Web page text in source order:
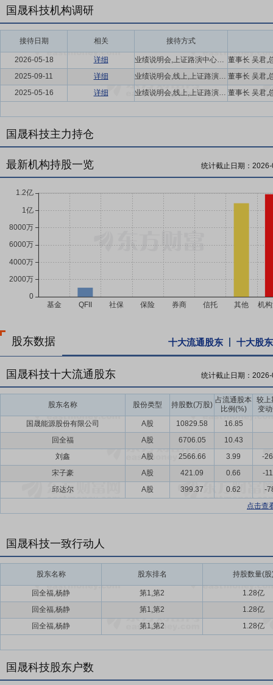
国晟科技机构调研
接待日期 相关 接待方式
2026-05-18 详细
业绩说明会,上证路演中心网络互动,线上
2025-09-11
详细
业绩说明会,线上,上证路演中心网络互动
2025-05-16
详细 业绩说明会,线上,上证路演中心网络互动
国晟科技主力持仓
最新机构持股一览 统计截止日期：
股东数据 十大流通股东 十大股东
国晟科技十大流通股东 统计截止日期：
股东名称 股份类型 持股数(万股)
占流通股本
比例(%)
较上
变
国晟能源股份有限公司
A股 10829.58
16.85
回全福
A股 6706.05
10.43
刘鑫
A股 2566.66 3.99
-
宋子豪
A股 421.09 0.66
-
邱达尔
A股 399.37 0.62
-
点击查
国晟科技一致行动人
股东名称 股东排名 持股数量(股
回全福,杨静 第1,第2
1.28亿
回全福,杨静
第1,第2
1.28亿
回全福,杨静
第1,第2 1.28亿
国晟科技股东户数